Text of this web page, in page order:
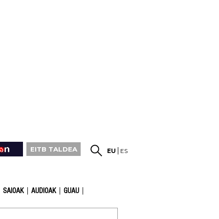
EITB TALDEA EU ES
SAIOAK AUDIOAK GUAU